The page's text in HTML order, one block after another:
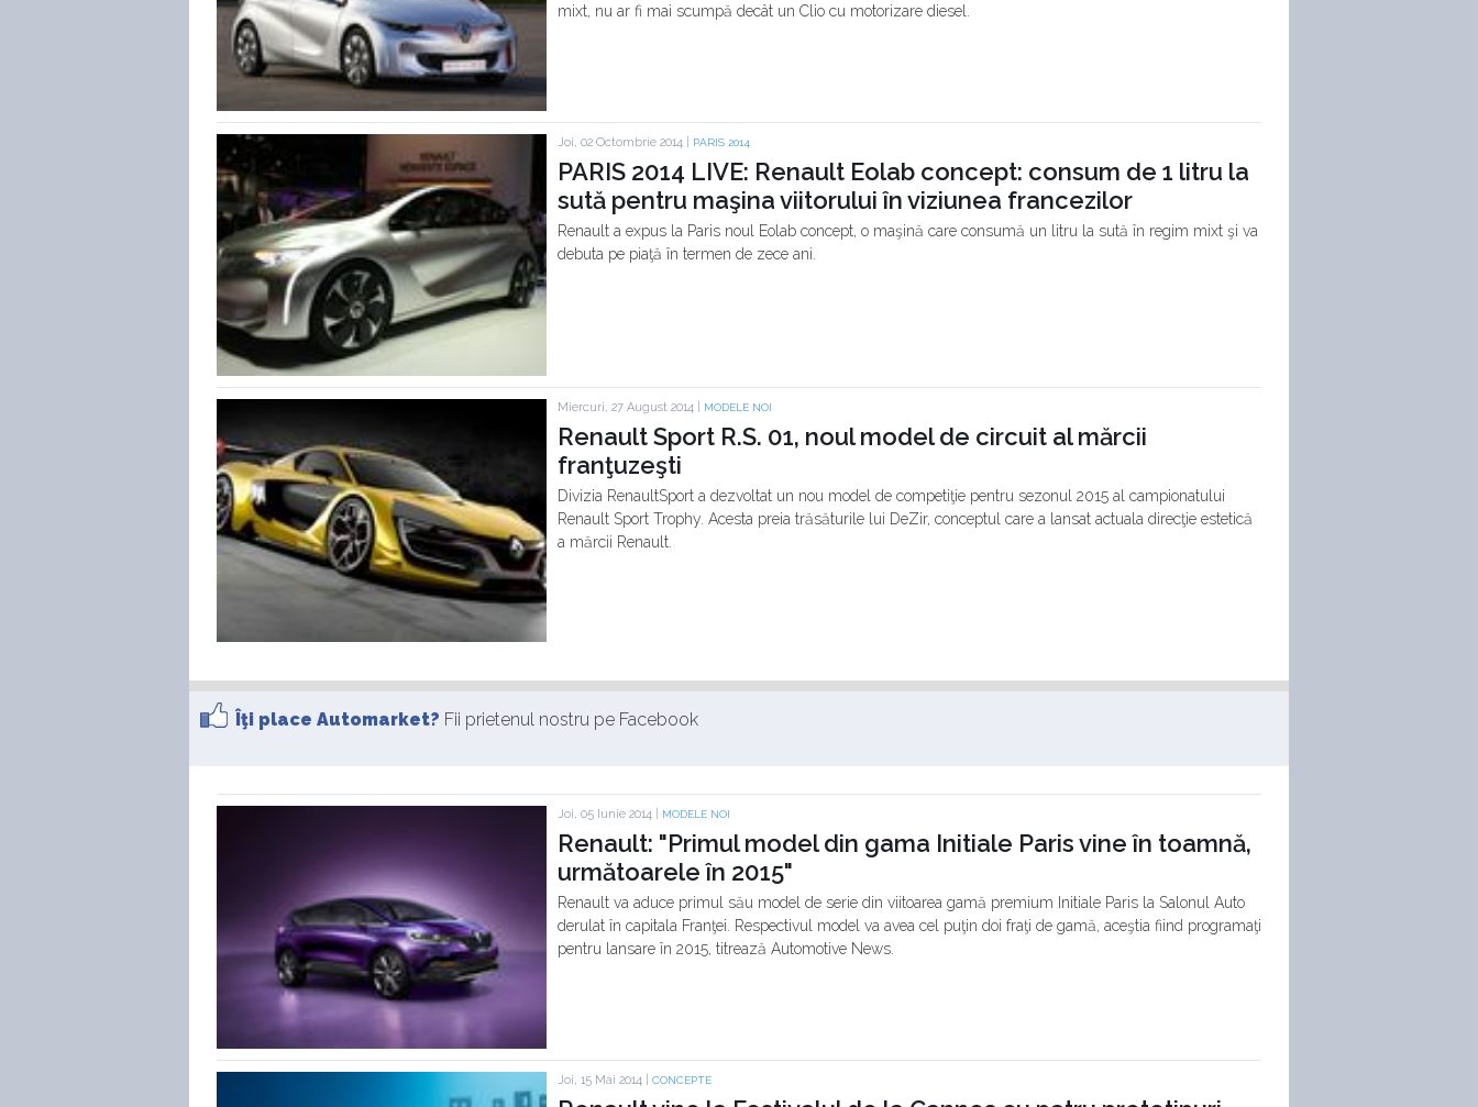
mixt, nu ar fi mai scumpă decât un Clio cu motorizare diesel.
Joi, 02 Octombrie 2014 | PARIS 2014
PARIS 2014 LIVE: Renault Eolab concept: consum de 1 litru la
sută pentru maşina viitorului în viziunea francezilor
Renault a expus la Paris noul Eolab concept, o maşină care consumă un litru la sută în regim mixt şi va
debuta pe piaţă în termen de zece ani.
Miercuri, 27 August 2014 | MODELE NOI
Renault Sport R.S. 01, noul model de circuit al mărcii
franţuzeşti
Divizia RenaultSport a dezvoltat un nou model de competiţie pentru sezonul 2015 al campionatului
Renault Sport Trophy. Acesta preia trăsăturile lui DeZir, conceptul care a lansat actuala direcţie estetică
a mărcii Renault.
Îţi place Automarket? Fii prietenul nostru pe Facebook
Joi, 05 Iunie 2014 | MODELE NOI
Renault: "Primul model din gama Initiale Paris vine în toamnă,
următoarele în 2015"
Renault va aduce primul său model de serie din viitoarea gamă premium Initiale Paris la Salonul Auto
derulat în capitala Franţei. Respectivul model va avea cel puţin doi fraţi de gamă, aceştia fiind programaţi
pentru lansare în 2015, titrează Automotive News.
Joi, 15 Mai 2014 | CONCEPTE